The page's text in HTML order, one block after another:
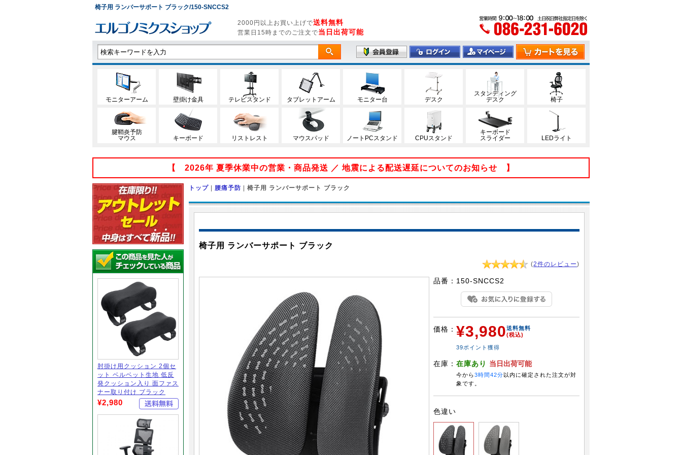
椅子用 ランバーサポート ブラック/150-SNCCS2
2000円以上お買い上げで送料無料
営業日15時までのご注文で当日出荷可能
モニターアーム 壁掛け金具 テレビスタンド タブレットアーム モニター台 デスク
スタンディング
デスク
椅子
腱鞘炎予防
マウス
キーボード リストレスト マウスパッド ノートPCスタンド CPUスタンド
キーボード
スライダー
LEDライト
【 2026年 夏季休業中の営業・商品発送 ／ 地震による配送遅延についてのお知らせ 】
肘掛け用クッション 2個セ
ット ベルベット生地 低反
発クッション入り 面ファス
ナー取り付け ブラック
¥2,980
トップ | 腰痛予防 | 椅子用 ランバーサポート ブラック
椅子用 ランバーサポート ブラック
(2件のレビュー)
品番： 150-SNCCS2
価格： ¥3,980送料無料
(税込)
39ポイント獲得
在庫： 在庫あり 当日出荷可能
今から3時間42分以内に確定された注文が対
象です。
色違い